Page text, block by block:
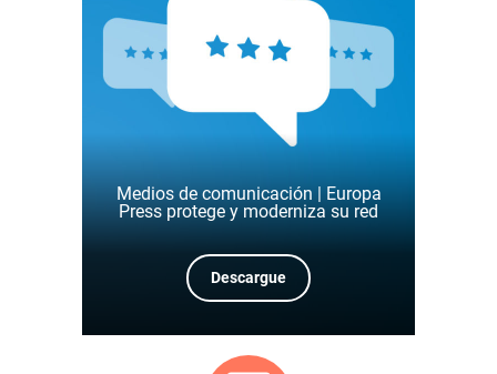
Medios de comunicación | Europa
Press protege y moderniza su red
Descargue